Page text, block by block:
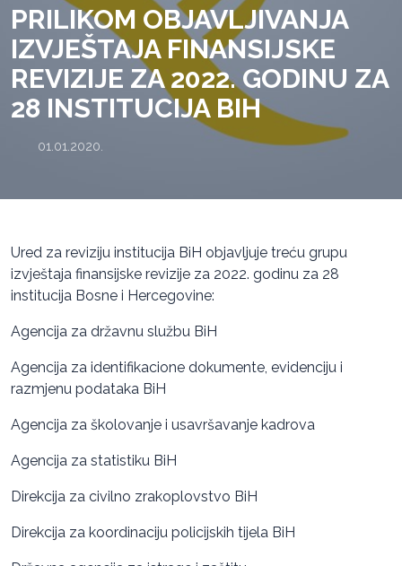
PRILIKOM OBJAVLJIVANJA
IZVJEŠTAJA FINANSIJSKE
REVIZIJE ZA 2022. GODINU ZA
28 INSTITUCIJA BIH
01.01.2020.
Ured za reviziju institucija BiH objavljuje treću grupu
izvještaja finansijske revizije za 2022. godinu za 28
institucija Bosne i Hercegovine:
Agencija za državnu službu BiH
Agencija za identifikacione dokumente, evidenciju i
razmjenu podataka BiH
Agencija za školovanje i usavršavanje kadrova
Agencija za statistiku BiH
Direkcija za civilno zrakoplovstvo BiH
Direkcija za koordinaciju policijskih tijela BiH